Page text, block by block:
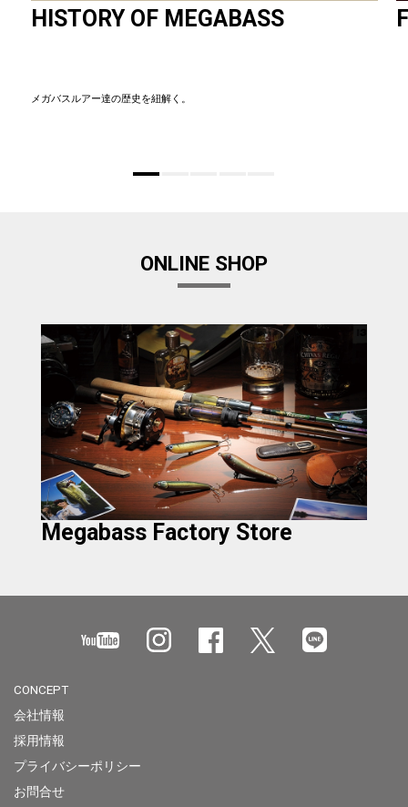
HISTORY OF MEGABASS
メガバスルアー達の歴史を紐解く。
ONLINE SHOP
Megabass Factory Store
CONCEPT
会社情報
採用情報
プライバシーポリシー
お問合せ